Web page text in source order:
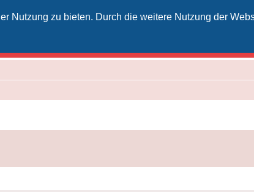
Nutzung zu bieten. Durch die weitere Nutzung der